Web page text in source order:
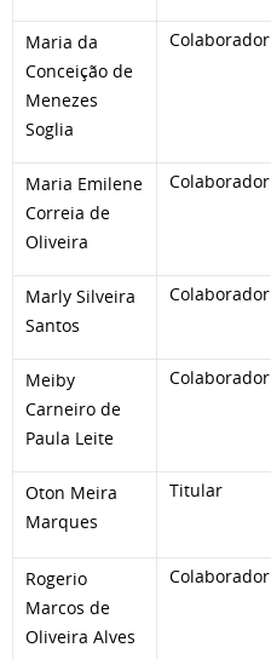
Maria da
Conceição de
Menezes
Soglia
Colaborador
Maria Emilene
Correia de
Oliveira
Colaborador
Marly Silveira
Santos
Colaborador
Meiby
Carneiro de
Paula Leite
Colaborador
Oton Meira
Marques
Titular
Rogerio
Marcos de
Oliveira Alves
Colaborador